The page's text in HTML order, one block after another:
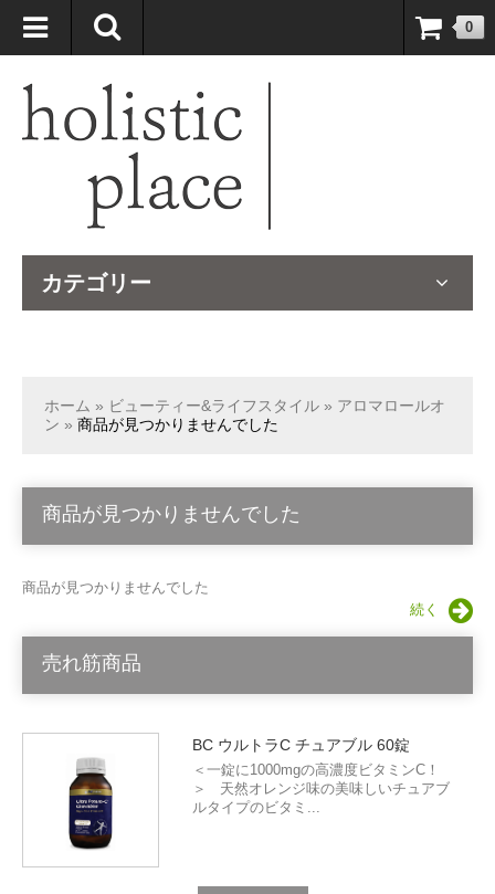
自然療法大国のオーストラリアより、臨床経験＆知識の豊富なナチュ
ロパスが厳選したサプリメントや ナチュラルグッズをお届けします！
0
カテゴリー
ホーム » ビューティー&ライフスタイル » アロマロールオ
ン » 商品が見つかりませんでした
商品が見つかりませんでした
商品が見つかりませんでした
続く
売れ筋商品
BC ウルトラC チュアブル 60錠
＜一錠に1000mgの高濃度ビタミンC！
＞ 天然オレンジ味の美味しいチュアブ
ルタイプのビタミ...